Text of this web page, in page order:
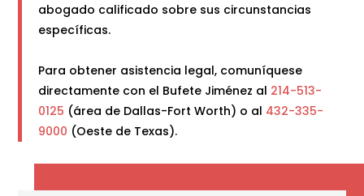
abogado calificado sobre sus circunstancias
específicas.
Para obtener asistencia legal, comuníquese
directamente con el Bufete Jiménez al 214-513-
0125 (área de Dallas-Fort Worth) o al 432-335-
9000 (Oeste de Texas).